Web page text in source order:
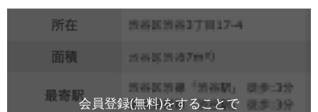
会員登録(無料)をすることで